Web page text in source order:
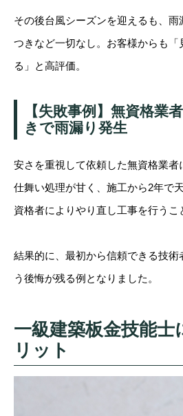
その後台風シーズンを迎えるも、雨
つきなど一切なし。お客様からも「
る」と高評価。
【失敗事例】無資格業
きで雨漏り発生
安さを重視して依頼した無資格業
仕舞い処理が甘く、施工から2年で
資格者によりやり直し工事を行うこ
結果的に、最初から信頼できる技
う後悔が残る例となりました。
一級建築板金技能士
リット